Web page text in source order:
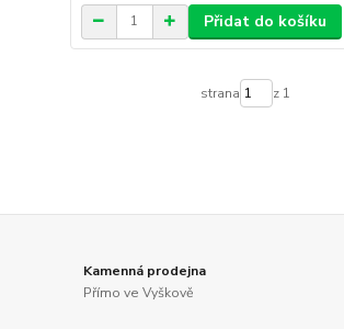
Přidat do košíku
strana z 1
Kamenná prodejna
Přímo ve Vyškově